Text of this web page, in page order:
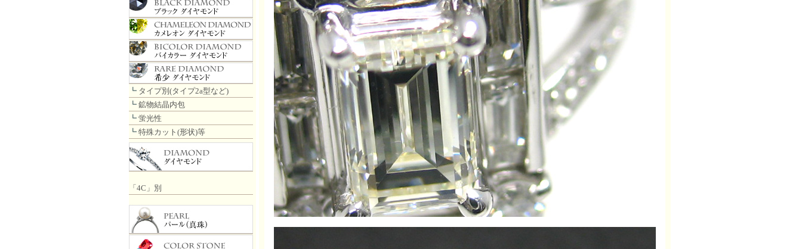
┗ タイプ別(タイプ2a型など)
┗ 鉱物結晶内包
┗ 蛍光性
┗ 特殊カット(形状)等
「4C」別